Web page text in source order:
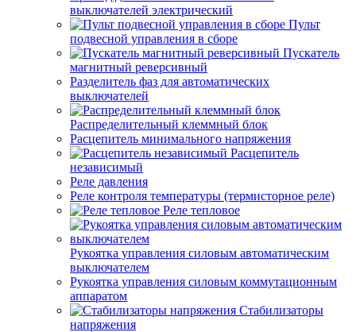
выключателей электрический
Пульт
подвесной управления в сборе
Пускатель
магнитный реверсивный
Разделитель фаз для автоматических
выключателей
Распределительный клеммный блок
Расцепитель минимального напряжения
Расцепитель
независимый
Реле давления
Реле контроля температуры (термисторное реле)
Реле тепловое
Рукоятка управления силовым автоматическим
выключателем
Рукоятка управления силовым коммутационным
аппаратом
Стабилизаторы
напряжения